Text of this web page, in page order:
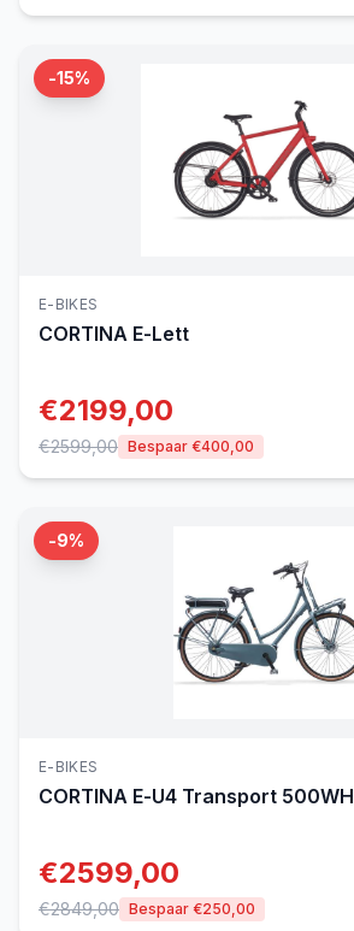
-15%
E-BIKES
CORTINA E-Lett
€2199,00
€2599,00 Bespaar €400,00
-9%
E-BIKES
CORTINA E-U4 Transport 500WH
€2599,00
€2849,00 Bespaar €250,00